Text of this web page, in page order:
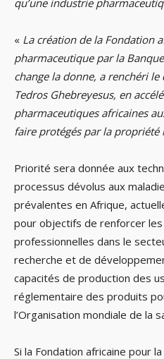
« La création de la Fondation
pharmaceutique par la
change la donne, a renchéri le
Tedros Ghebreyesus, en
pharmaceutiques africaines
faire protégés par la propriété
Priorité sera donnée aux
processus dévolus aux
prévalentes en Afrique,
pour objectifs de renforcer
professionnelles dans le
recherche et de
capacités de production des
réglementaire des produits
l’Organisation mondiale de la
Si la Fondation africaine pour